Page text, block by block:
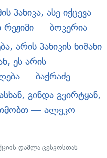
პანიკა, ასე იქცევა
— ბოკერია
არის პანიკის ნიშანი
ეს არის
— ბაქრაძე
გინდა გვირტყან,
— ალეკო
დაშლა ცესკოსთან